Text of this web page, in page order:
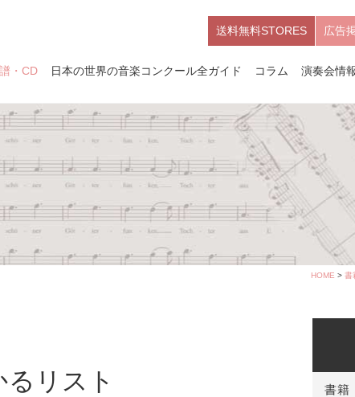
送料無料STORES 広告
・CD 日本の世界の音楽コンクール全ガイド コラム 演奏会情
HOME > 書
るリスト 書籍